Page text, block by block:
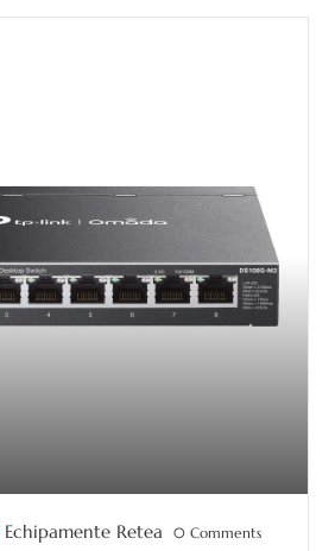
Echipamente Retea 0 Comments